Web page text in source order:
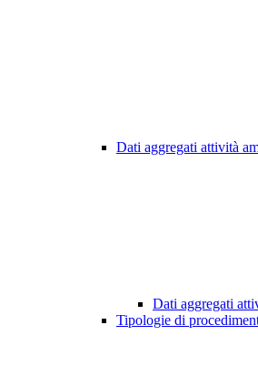
Dati aggregati attività
Dati aggregati
Tipologie di